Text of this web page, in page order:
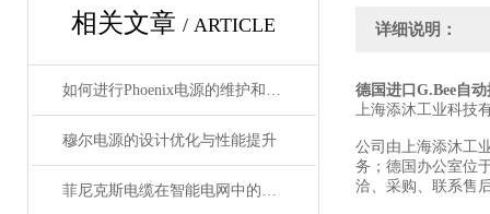
相关文章 / ARTICLE
如何进行Phoenix电源的维护和保养？
穆尔电源的设计优化与性能提升
菲尼克斯电缆在智能电网中的应用
详细说明：
德国进口G.Bee自
上海添沐工业科技
公司由上海添沐工
务；德国办公室位
洽、采购、联系售